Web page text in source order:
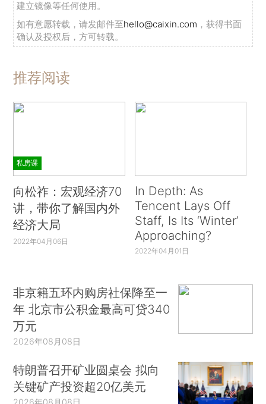
建立镜像等任何使用。
如有意愿转载，请发邮件至hello@caixin.com ，获得书面
确认及授权后，方可转载。
推荐阅读
私房课
向松祚：宏观经济70
讲，带你了解国内外
经济大局
2022年04月06日
In Depth: As
Tencent Lays Off
Staff, Is Its ‘Winter’
Approaching?
2022年04月01日
非京籍五环内购房社保降至一
年 北京市公积金最高可贷340
万元
2026年08月08日
特朗普召开矿业圆桌会 拟向
关键矿产投资超20亿美元
2026年08月08日